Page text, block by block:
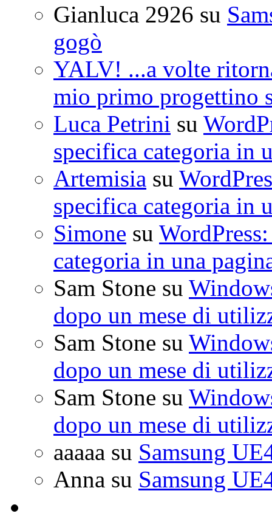
Gianluca 2926 su
gogò
YALV! ...a volte
mio primo progettino
Luca Petrini su
specifica categoria in
Artemisia su
specifica categoria in
Simone su
categoria in una
Sam Stone su
dopo un mese di
Sam Stone su
dopo un mese di
Sam Stone su
dopo un mese di
aaaaa su Samsung
Anna su Samsung